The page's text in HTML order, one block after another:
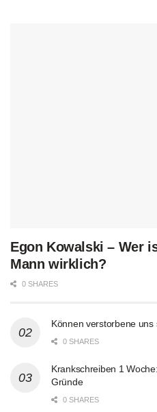
Egon Kowalski – Wer
Mann wirklich?
0 SHARES
Können verstorbene
0 SHARES
Krankschreiben 1
Gründe
0 SHARES